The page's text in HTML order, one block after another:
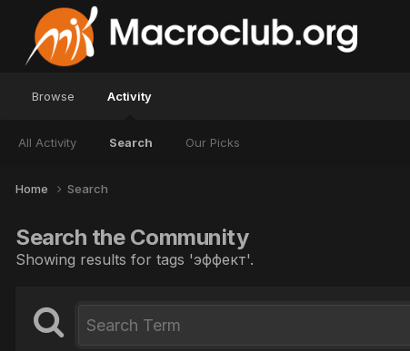
Browse Activity
All Activity Search Our Picks
Home Search
Search the Community
Showing results for tags 'эффект'.